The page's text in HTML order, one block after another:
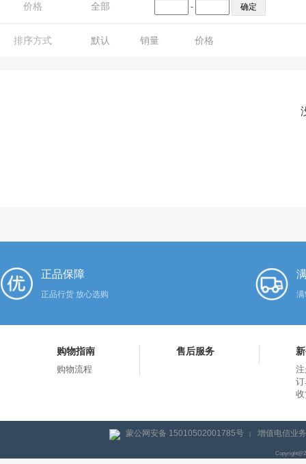
价格 全部 -
排序方式 默认 销量 价格
正品保障
正品行货 放心选购
购物指南
购物流程
售后服务
蒙公网安备 15010502001785号 | 增值电信业